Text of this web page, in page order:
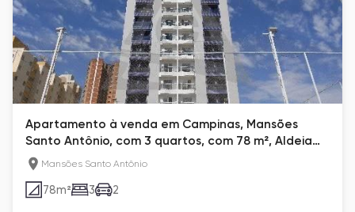
Apartamento à venda em Campinas, Mansões
Santo Antônio, com 3 quartos, com 78 m², Aldeia
da Mata
Mansões Santo Antônio
78m² 3 2